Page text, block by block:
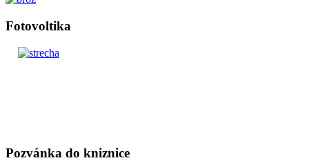
Fotovoltika
Pozvánka do kniznice